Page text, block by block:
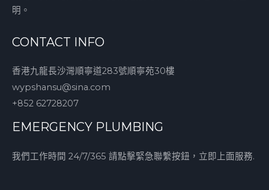
明。
CONTACT INFO
香港九龍長沙灣順寧道283號順寧苑30樓
wypshansu@sina.com
+852 62728207
EMERGENCY PLUMBING
我們工作時間 24/7/365 請點擊緊急聯繫按鈕，立即上面服務.